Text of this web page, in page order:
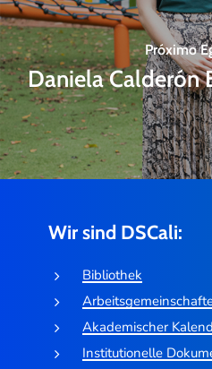
Próximo
Daniela Calderón
Wir sind DSCali:
Bibliothek
Akademischer
Institutionelle